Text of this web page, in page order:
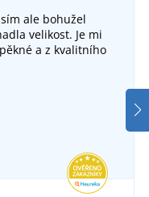
ale bohužel
velikost. Je mi
a z kvalitního